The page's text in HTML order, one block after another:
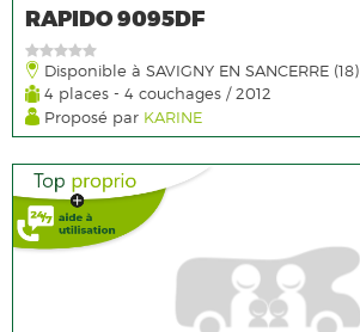
RAPIDO 9095DF
Disponible à SAVIGNY EN SANCERRE (18)
4 places - 4 couchages / 2012
Proposé par KARINE